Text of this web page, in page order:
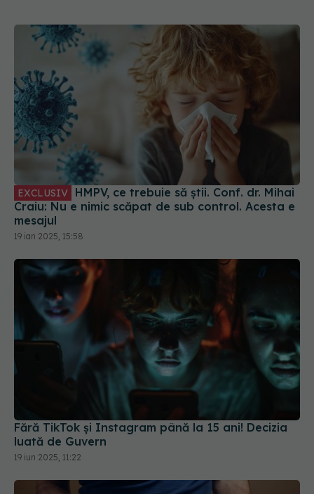
EXCLUSIV
Craiu: Nu e nimic scăpat de sub control. Acesta e
mesajul
19 ian 2025, 15:58
Fără TikTok și Instagram până la 15 ani! Decizia
luată de Guvern
19 iun 2025, 11:22